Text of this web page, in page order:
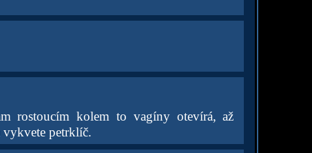
rostoucím kolem to vagíny otevírá, až
vykvete petrklíč.